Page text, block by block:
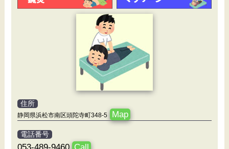
住所
静岡県浜松市南区頭陀寺町348-5 Map
電話番号
053-489-9460